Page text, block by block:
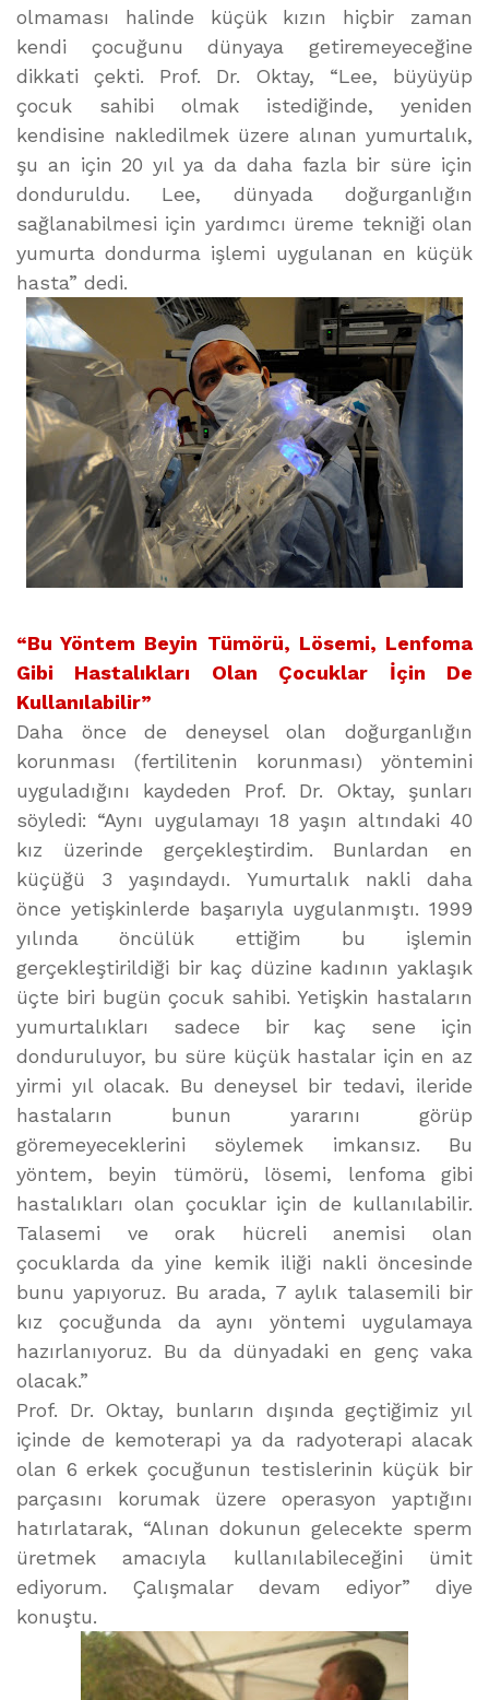
olmaması halinde küçük kızın hiçbir zaman
kendi çocuğunu dünyaya getiremeyeceğine
dikkati çekti. Prof. Dr. Oktay, “Lee, büyüyüp
çocuk sahibi olmak istediğinde, yeniden
kendisine nakledilmek üzere alınan yumurtalık,
şu an için 20 yıl ya da daha fazla bir süre için
donduruldu. Lee, dünyada doğurganlığın
sağlanabilmesi için yardımcı üreme tekniği olan
yumurta dondurma işlemi uygulanan en küçük
hasta” dedi.
“Bu Yöntem Beyin Tümörü, Lösemi, Lenfoma
Gibi Hastalıkları Olan Çocuklar İçin De
Kullanılabilir”
Daha önce de deneysel olan doğurganlığın
korunması (fertilitenin korunması) yöntemini
uyguladığını kaydeden Prof. Dr. Oktay, şunları
söyledi: “Aynı uygulamayı 18 yaşın altındaki 40
kız üzerinde gerçekleştirdim. Bunlardan en
küçüğü 3 yaşındaydı. Yumurtalık nakli daha
önce yetişkinlerde başarıyla uygulanmıştı. 1999
yılında öncülük ettiğim bu işlemin
gerçekleştirildiği bir kaç düzine kadının yaklaşık
üçte biri bugün çocuk sahibi. Yetişkin hastaların
yumurtalıkları sadece bir kaç sene için
donduruluyor, bu süre küçük hastalar için en az
yirmi yıl olacak. Bu deneysel bir tedavi, ileride
hastaların bunun yararını görüp
göremeyeceklerini söylemek imkansız. Bu
yöntem, beyin tümörü, lösemi, lenfoma gibi
hastalıkları olan çocuklar için de kullanılabilir.
Talasemi ve orak hücreli anemisi olan
çocuklarda da yine kemik iliği nakli öncesinde
bunu yapıyoruz. Bu arada, 7 aylık talasemili bir
kız çocuğunda da aynı yöntemi uygulamaya
hazırlanıyoruz. Bu da dünyadaki en genç vaka
olacak.”
Prof. Dr. Oktay, bunların dışında geçtiğimiz yıl
içinde de kemoterapi ya da radyoterapi alacak
olan 6 erkek çocuğunun testislerinin küçük bir
parçasını korumak üzere operasyon yaptığını
hatırlatarak, “Alınan dokunun gelecekte sperm
üretmek amacıyla kullanılabileceğini ümit
ediyorum. Çalışmalar devam ediyor” diye
konuştu.